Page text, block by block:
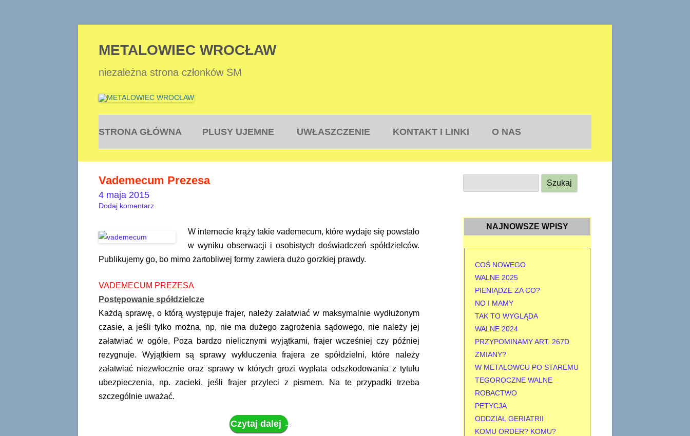
METALOWIEC WROCŁAW
niezależna strona członków SM
treści
STRONA GŁÓWNA PLUSY UJEMNE UWŁASZCZENIE KONTAKT I LINKI O NAS
Vademecum Prezesa
Dodaj komentarz
W internecie krąży takie vademecum, które wydaje się powstało
w wyniku obserwacji i osobistych doświadczeń spółdzielców.
Publikujemy go, bo mimo żartobliwej formy zawiera dużo gorzkiej prawdy.
VADEMECUM PREZESA
Postępowanie spółdzielcze
Każdą sprawę, o którą występuje frajer, należy załatwiać w maksymalnie wydłużonym
czasie, a jeśli tylko można, np, nie ma dużego zagrożenia sądowego, nie należy jej
załatwiać w ogóle. Poza bardzo nielicznymi wyjątkami, frajer wcześniej czy później
rezygnuje. Wyjątkiem są sprawy wykluczenia frajera ze spółdzielni, które należy
załatwiać niezwłocznie oraz sprawy w których grozi wypłata odszkodowania z tytułu
ubezpieczenia, np. zacieki, jeśli frajer przyleci z pismem. Na te przypadki trzeba
szczególnie uważać.
Czytaj dalej →
4 maja 2015
z
k
NAJNOWSZE WPISY
COŚ NOWEGO
WALNE 2025
PIENIĄDZE ZA CO?
NO I MAMY
TAK TO WYGLĄDA
WALNE 2024
PRZYPOMINAMY ART. 267D
ZMIANY?
W METALOWCU PO STAREMU
TEGOROCZNE WALNE
ROBACTWO
PETYCJA
ODDZIAŁ GERIATRII
KOMU ORDER? KOMU?